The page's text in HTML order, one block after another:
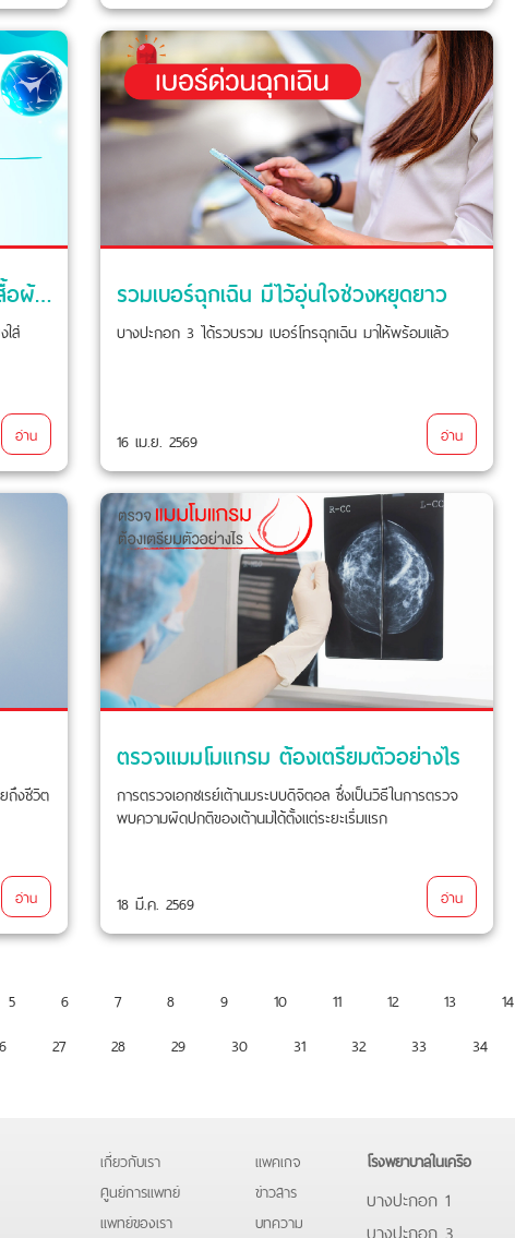
พยากรณ์โรค ประจำเดือนเมษายน เสื้อผ้าสีทึบ = ไม่ใช่สีมงคล
ส่
อ่าน
รวมเบอร์ฉุกเฉิน มีไว้อุ่นใจช่วงหยุดยาว
บางปะกอก 3 ได้รวบรวม เบอร์โทรฉุกเฉิน มาให้พร้อมแล้ว
16 เม.ย. 2569 อ่าน
ถึงชีวิต
อ่าน
ตรวจแมมโมแกรม ต้องเตรียมตัวอย่างไร
การตรวจเอกซเรย์เต้านมระบบดิจิตอล ซึ่งเป็นวิธีในการตรวจ
พบความผิดปกติของเต้านมได้ตั้งแต่ระยะเริ่มแรก
18 มี.ค. 2569 อ่าน
5 6 7 8 9 10 11 12 13 14
27 28 29 30 31 32 33 34
เกี่ยวกับเรา
ศูนย์การแพทย์
แพทย์ของเรา
แพคเกจ
ข่าวสาร
บทความ
โรงพยาบาลในเครือ
บางปะกอก 1
บางปะกอก 3